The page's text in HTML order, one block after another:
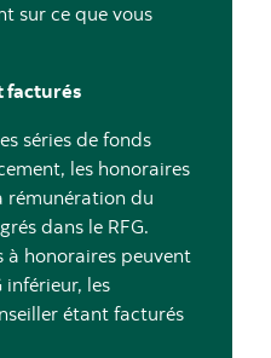
sur ce que vous
facturés
séries de fonds
les honoraires
rémunération du
dans le RFG.
à honoraires peuvent
inférieur, les
étant facturés